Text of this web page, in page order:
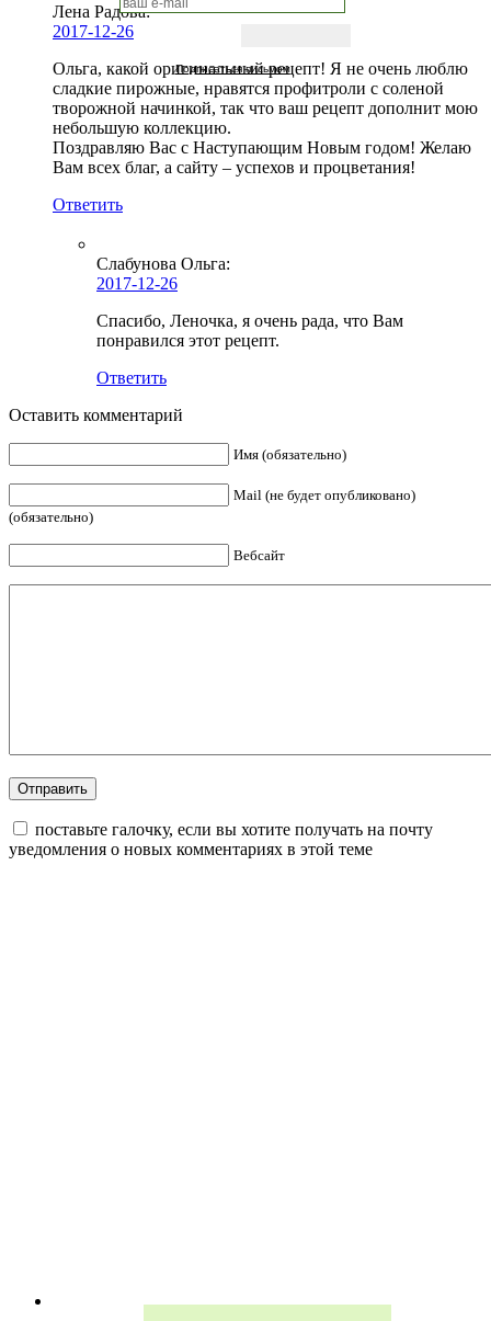
Подписаться письмом
Лена Радова:
2017-12-26
Ольга, какой оригинальный рецепт! Я не очень люблю
сладкие пирожные, нравятся профитроли с соленой
творожной начинкой, так что ваш рецепт дополнит мою
небольшую коллекцию.
Поздравляю Вас с Наступающим Новым годом! Желаю
Вам всех благ, а сайту – успехов и процветания!
Ответить
Слабунова Ольга:
2017-12-26
Спасибо, Леночка, я очень рада, что Вам
понравился этот рецепт.
Ответить
Оставить комментарий
Имя (обязательно)
Mail (не будет опубликовано)
(обязательно)
Вебсайт
поставьте галочку, если вы хотите получать на почту
уведомления о новых комментариях в этой теме